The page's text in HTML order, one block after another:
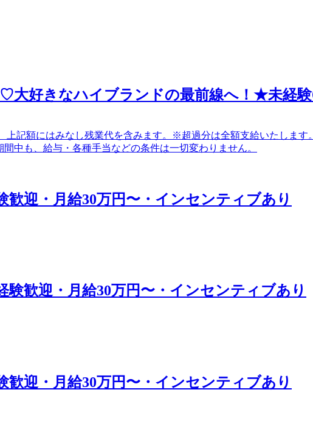
♡大好きなハイブランドの最前線へ！★未経
記額にはみなし残業代を含みます。※超過分は全額支給いたします
中も、給与・各種手当などの条件は一切変わりません。
歓迎・月給30万円〜・インセンティブあり
験歓迎・月給30万円〜・インセンティブあり
歓迎・月給30万円〜・インセンティブあり